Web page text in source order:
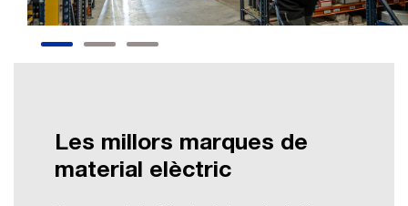
Les millors marques de
material elèctric